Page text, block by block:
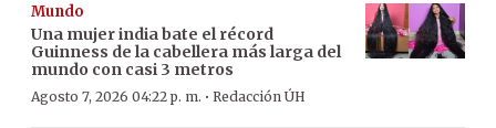
Mundo
Una mujer india bate el récord
Guinness de la cabellera más larga del
mundo con casi 3 metros
Agosto 7, 2026 04:22 p. m. · Redacción ÚH